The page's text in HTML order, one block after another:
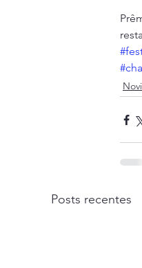
Posts recentes